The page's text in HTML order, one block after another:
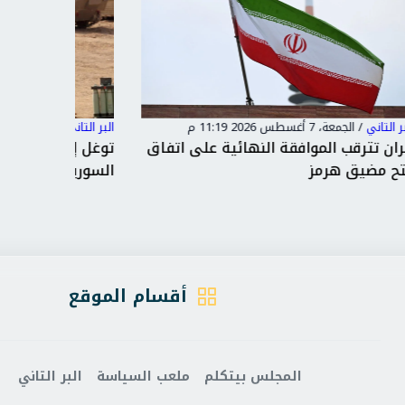
البر التاني/الجمعة، 7 أغسطس 2026 10:14 م
توغل إسرائيلي جديد في القنيطرة
السورية ونصب حاجز عسكري
أقسام الموقع
المجلس بيتكلم ملعب السياسة البر التاني